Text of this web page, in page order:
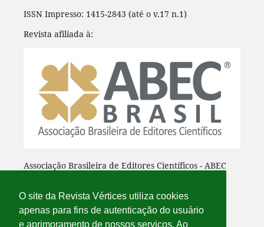
O site da Revista Vértices utiliza cookies
apenas para fins de autenticação do usuário
e aprimoramento de nossos serviços. Ao
ISSN Impresso: 1415-2843 (até o v.17 n.1)
Revista afiliada à:
Associação Brasileira de Editores Científicos - ABEC